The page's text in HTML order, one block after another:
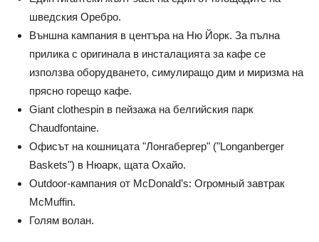
шведския Оребро.
Външна кампания в центъра на Ню Йорк. За пълна
прилика с оригинала в инсталацията за кафе се
използва оборудването, симулиращо дим и миризма на
прясно горещо кафе.
Giant clothespin в пейзажа на белгийския парк
Chaudfontaine.
Офисът на кошницата "Лонгабергер" ("Longanberger
Baskets") в Нюарк, щата Охайо.
Outdoor-кампания от McDonald’s: Огромный завтрак
McMuffin.
Голям волан.